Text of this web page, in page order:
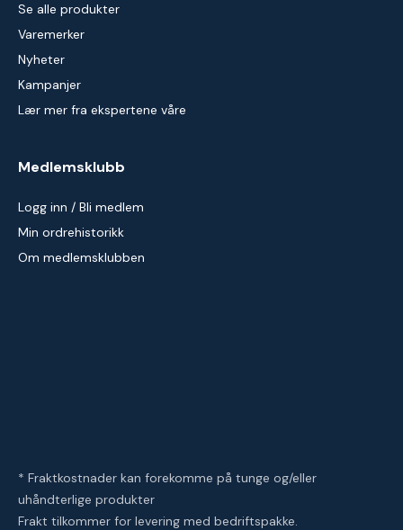
Se alle produkter
Varemerker
Nyheter
Kampanjer
Lær mer fra ekspertene våre
Medlemsklubb
Logg inn / Bli medlem
Min ordrehistorikk
Om medlemsklubben
* Fraktkostnader kan forekomme på tunge og/eller
uhåndterlige produkter
Frakt tilkommer for levering med bedriftspakke.